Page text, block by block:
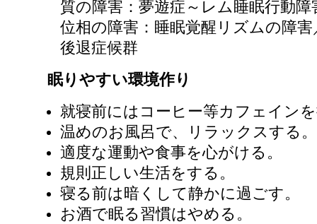
質の障害：夢遊症～レム睡眠行動障
位相の障害：睡眠覚醒リズムの障害
後退症候群
眠りやすい環境作り
就寝前にはコーヒー等カフェイン
温めのお風呂で、リラックスする。
適度な運動や食事を心がける。
規則正しい生活をする。
寝る前は暗くして静かに過ごす。
お酒で眠る習慣はやめる。